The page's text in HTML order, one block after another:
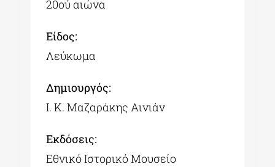
20ού αιώνα
Είδος:
Λεύκωμα
Δημιουργός:
Ι. Κ. Μαζαράκης Αινιάν
Εκδόσεις:
Εθνικό Ιστορικό Μουσείο